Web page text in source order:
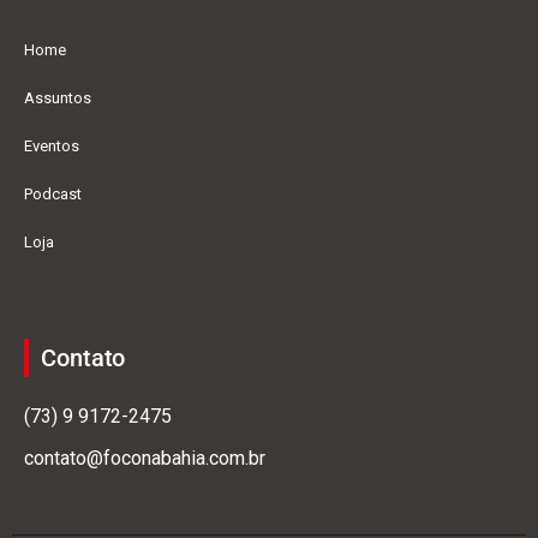
Home
Assuntos
Eventos
Podcast
Loja
Contato
(73) 9 9172-2475
contato@foconabahia.com.br